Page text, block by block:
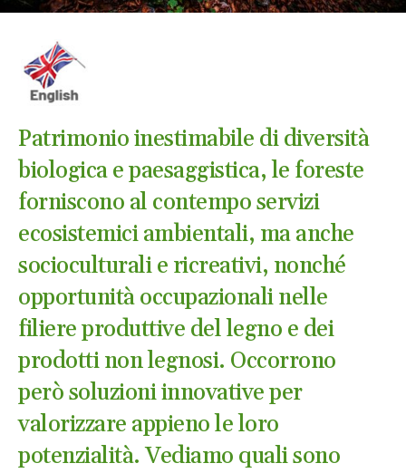
Patrimonio inestimabile di diversità
biologica e paesaggistica, le foreste
forniscono al contempo servizi
ecosistemici ambientali, ma anche
socioculturali e ricreativi, nonché
opportunità occupazionali nelle
filiere produttive del legno e dei
prodotti non legnosi. Occorrono
però soluzioni innovative per
valorizzare appieno le loro
potenzialità. Vediamo quali sono